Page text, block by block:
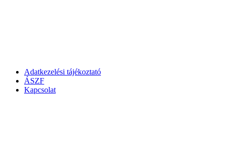
Adatkezelési tájékoztató
ÁSZF
Kapcsolat